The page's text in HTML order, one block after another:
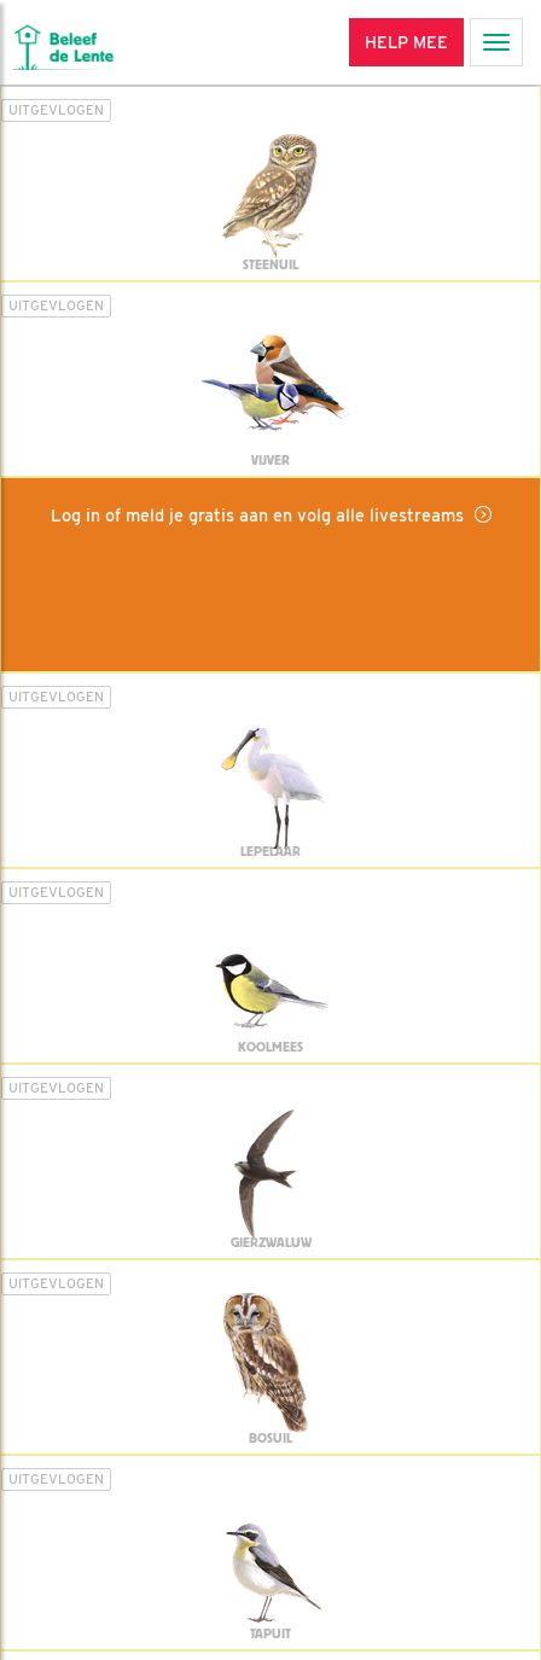
HELP MEE
UITGEVLOGEN
STEENUIL
UITGEVLOGEN
VIJVER
Log in of meld je gratis aan en volg alle livestreams
UITGEVLOGEN
LEPELAAR
UITGEVLOGEN
KOOLMEES
UITGEVLOGEN
GIERZWALUW
UITGEVLOGEN
BOSUIL
UITGEVLOGEN
TAPUIT